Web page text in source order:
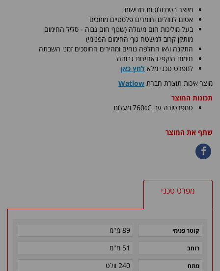
מיוצר בטכנולוגיות חדישות
אטום לנוזלים וחומרים פלסטיים מותכים
בעל מוליכות חום מעולה (שטף חום גבוה - סליל החימום
מותקן קרוב למשטח גוף החימום הפנימי)
התקנה ו\או החלפה נוחים ומהירים החוסכים זמני השבתה
חימום היקפי באחידות גבוהה
למפרט טכני מלא לחץ כאן
​מוצר איכות תוצרת חברת Watlow
תכונות המוצר
טמפרטורה עד C
7600 מעלות
שתף את המוצר
מפרט טכני
קוטר פנימי 89 מ"מ
רוחב 51 מ"מ
מתח 240 וולט